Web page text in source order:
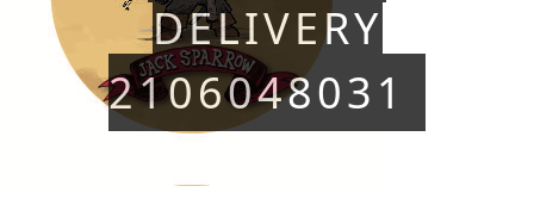
DELIVERY
2106048031